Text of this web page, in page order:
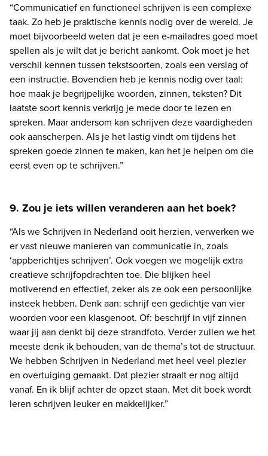
“Communicatief en functioneel schrijven is een complexe
taak. Zo heb je praktische kennis nodig over de wereld. Je
moet bijvoorbeeld weten dat je een e-mailadres goed moet
spellen als je wilt dat je bericht aankomt. Ook moet je het
verschil kennen tussen tekstsoorten, zoals een verslag of
een instructie. Bovendien heb je kennis nodig over taal:
hoe maak je begrijpelijke woorden, zinnen, teksten? Dit
laatste soort kennis verkrijg je mede door te lezen en
spreken. Maar andersom kan schrijven deze vaardigheden
ook aanscherpen. Als je het lastig vindt om tijdens het
spreken goede zinnen te maken, kan het je helpen om die
eerst even op te schrijven.”
9. Zou je iets willen veranderen aan het boek?
“Als we Schrijven in Nederland ooit herzien, verwerken we
er vast nieuwe manieren van communicatie in, zoals
‘appberichtjes schrijven’. Ook voegen we mogelijk extra
creatieve schrijfopdrachten toe. Die blijken heel
motiverend en effectief, zeker als ze ook een persoonlijke
insteek hebben. Denk aan: schrijf een gedichtje van vier
woorden voor een klasgenoot. Of: beschrijf in vijf zinnen
waar jij aan denkt bij deze strandfoto. Verder zullen we het
meeste denk ik behouden, van de thema’s tot de structuur.
We hebben Schrijven in Nederland met heel veel plezier
en overtuiging gemaakt. Dat plezier straalt er nog altijd
vanaf. En ik blijf achter de opzet staan. Met dit boek wordt
leren schrijven leuker en makkelijker.”